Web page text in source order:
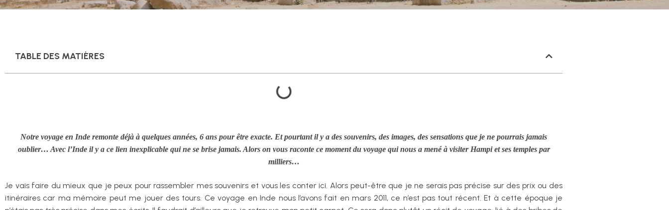
TABLE DES MATIÈRES
Notre voyage en Inde remonte déjà à quelques années, 6 ans pour être exacte. Et pourtant il y a des souvenirs, des images, des sensations que je ne pourrais jamais
oublier… Avec l’Inde il y a ce lien inexplicable qui ne se brise jamais. Alors on vous raconte ce moment du voyage qui nous a mené à visiter Hampi et ses temples par
milliers…
Je vais faire du mieux que je peux pour rassembler mes souvenirs et vous les conter ici. Alors peut-être que je ne serais pas précise sur des prix ou des
itinéraires car ma mémoire peut me jouer des tours. Ce voyage en Inde nous l’avons fait en mars 2011, ce n’est pas tout récent. Et à cette époque je